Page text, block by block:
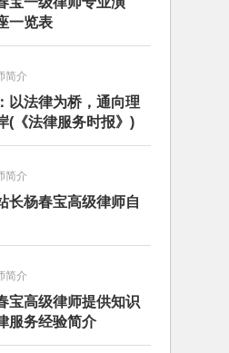
一览表
简介
以法律为桥，通向理
(《法律服务时报》)
简介
长杨春宝高级律师自
简介
宝高级律师提供知识
服务经验简介